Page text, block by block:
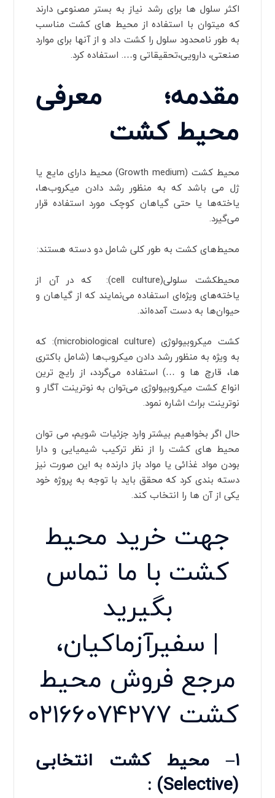
اکثر سلول ها برای رشد نیاز به بستر مصنوعی دارند
که میتوان با استفاده از محیط های کشت مناسب
به طور نامحدود سلول را کشت داد و از آنها برای موارد
صنعتی، دارویی،تحقیقاتی و…. استفاده کرد.
مقدمه؛ معرفی
محیط کشت
محیط کشت (Growth medium) محیط دارای مایع یا
ژل می ‌باشد که به منظور رشد دادن میکروب‌ها،
یاخته‌ها یا حتی گیاهان کوچک مورد استفاده قرار
می‌گیرد.
محیط‌های کشت به طور کلی شامل دو دسته هستند:
محیطکشت سلولی(cell culture): که در آن از
یاخته‌های ویژه‌ای استفاده می‌نمایند که از گیاهان و
حیوان‌ها به دست آمده‌اند.
کشت میکروبیولوژی (microbiological culture): که
به ویژه به منظور رشد دادن میکروب‌ها (شامل باکتری
ها، قارچ ها و …) استفاده می‌گردد، از رایج ترین
انواع کشت میکروبیولوژی می‌توان به نوترینت آگار و
نوترینت براث اشاره نمود.
حال اگر بخواهیم بیشتر وارد جزئیات شویم، می توان
محیط های کشت را از نظر ترکیب شیمیایی و دارا
بودن مواد غذائی یا مواد باز دارنده به این صورت نیز
دسته بندی کرد که محقق باید با توجه به پروژه خود
یکی از آن ها را انتخاب کند.
جهت خرید محیط
کشت با ما تماس
بگیرید
| سفیرآزماکیان،
مرجع فروش محیط
کشت ۰۲۱۶۶۰۷۴۲۷۷
۱– محیط کشت انتخابی
(Selective) :